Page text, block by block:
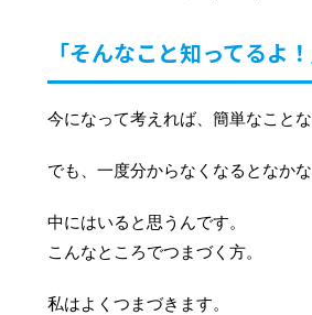
「そんなこと知ってるよ
今になって考えれば、簡単なことな
でも、一度分からなくなるとなか
中にはいると思うんです。
こんなところでつまづく方。
私はよくつまづきます。